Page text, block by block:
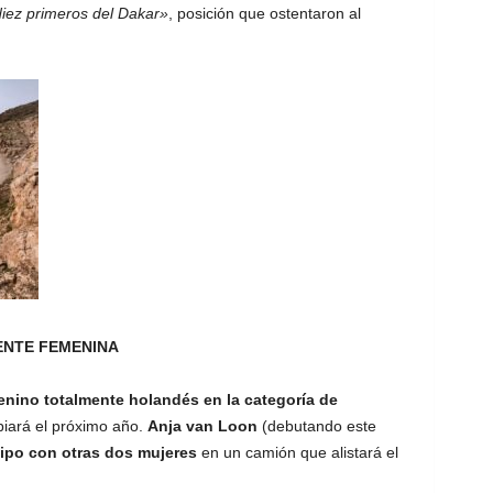
primeros del Dakar», posición que ostentaron al
FEMENINA
totalmente holandés en la categoría de
el próximo año. Anja van Loon (debutando este
con otras dos mujeres en un camión que alistará el